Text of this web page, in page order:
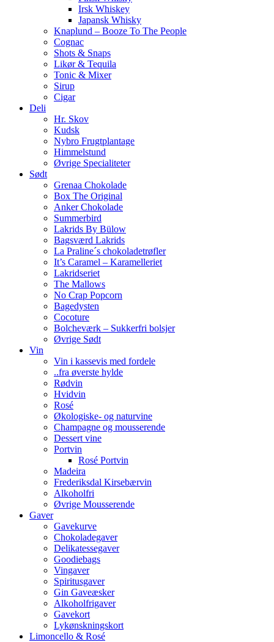
Irsk Whiskey
Japansk Whisky
Knaplund – Booze To The People
Cognac
Shots & Snaps
Likør & Tequila
Tonic & Mixer
Sirup
Cigar
Deli
Hr. Skov
Kudsk
Nybro Frugtplantage
Himmelstund
Øvrige Specialiteter
Sødt
Grenaa Chokolade
Box The Original
Anker Chokolade
Summerbird
Lakrids By Bülow
Bagsværd Lakrids
La Praline´s chokoladetrøfler
It’s Caramel – Karamelleriet
Lakridseriet
The Mallows
No Crap Popcorn
Bagedysten
Cocoture
Bolcheværk – Sukkerfri bolsjer
Øvrige Sødt
Vin
Vin i kassevis med fordele
..fra øverste hylde
Rødvin
Hvidvin
Rosé
Økologiske- og naturvine
Champagne og mousserende
Dessert vine
Portvin
Rosé Portvin
Madeira
Frederiksdal Kirsebærvin
Alkoholfri
Øvrige Mousserende
Gaver
Gavekurve
Chokoladegaver
Delikatessegaver
Goodiebags
Vingaver
Spiritusgaver
Gin Gaveæsker
Alkoholfrigaver
Gavekort
Lykønskningskort
Limoncello & Rosé